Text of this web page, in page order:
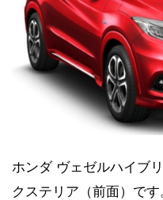
ホンダ ヴェゼルハイブ
クステリア（前面）です